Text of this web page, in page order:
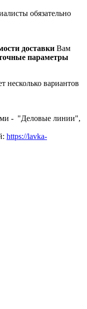
обязательно
доставки Вам
параметры
несколько вариантов
- "Деловые линии",
https://lavka-